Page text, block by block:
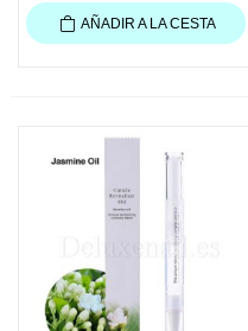
AÑADIR A LA CESTA